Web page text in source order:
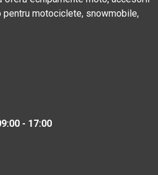
motociclete, snowmobile,
- 17:00